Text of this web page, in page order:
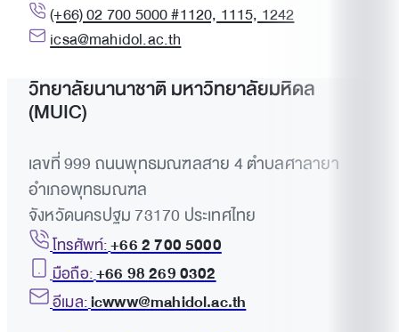
(+66) 02 700 5000 #1120, 1115, 1242
icsa@mahidol.ac.th
วิทยาลัยนานาชาติ มหาวิทยาลัยมหิดล
(MUIC)
เลขที่ 999 ถนนพุทธมณฑลสาย 4 ตำบลศาลายา
อำเภอพุทธมณฑล
จังหวัดนครปฐม 73170 ประเทศไทย
โทรศัพท์:+66 2 700 5000
มือถือ:+66 98 269 0302
อีเมล:icwww@mahidol.ac.th